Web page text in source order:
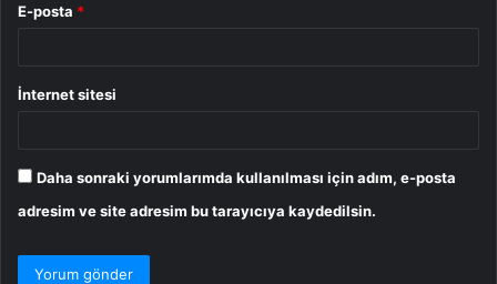
E-posta *
İnternet sitesi
Daha sonraki yorumlarımda kullanılması için adım, e-posta
adresim ve site adresim bu tarayıcıya kaydedilsin.